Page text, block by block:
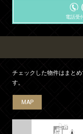
電話受
チェックした物件はまと
す。
MAP